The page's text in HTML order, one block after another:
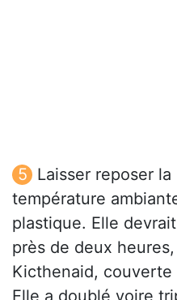
Laisser reposer
température
plastique. Elle
près de deux
Kicthenaid, couverte